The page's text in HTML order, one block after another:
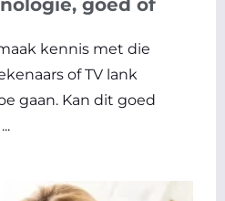
goed of
kennis met die
of TV lank
gaan. Kan dit goed